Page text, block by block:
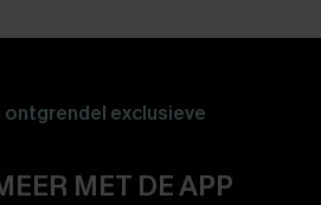
ontgrendel exclusieve
MET DE APP